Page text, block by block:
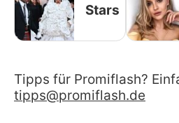
Stars
Tipps für Promiflash?
tipps@promiflash.de